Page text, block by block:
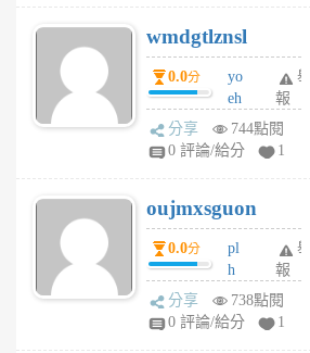
R
P
m
v
A
V
個
月
前
wmdgtlznsl
0.0分
yo
eh
ld
gy
個
月
前
舉
報
分享
744點閱
0 評論/給分
1
oujmxsguon
0.0分
pl
h
wi
w
舉
報
分享
738點閱
0 評論/給分
1